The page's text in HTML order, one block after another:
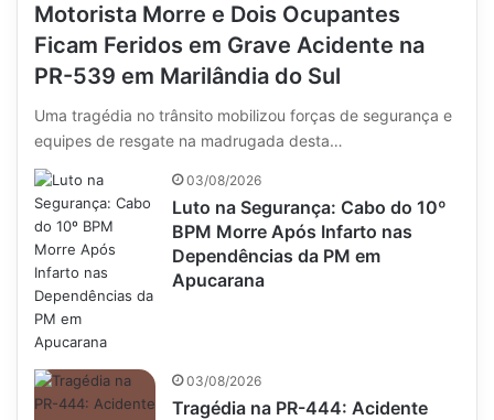
Motorista Morre e Dois Ocupantes
Ficam Feridos em Grave Acidente na
PR-539 em Marilândia do Sul
Uma tragédia no trânsito mobilizou forças de segurança e
equipes de resgate na madrugada desta…
03/08/2026
Luto na Segurança: Cabo do 10º
BPM Morre Após Infarto nas
Dependências da PM em
Apucarana
03/08/2026
Tragédia na PR-444: Acidente